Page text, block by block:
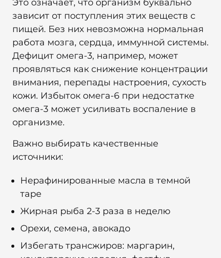
Это означает, что организм буквально
зависит от поступления этих веществ с
пищей. Без них невозможна нормальная
работа мозга, сердца, иммунной системы.
Дефицит омега-3, например, может
проявляться как снижение концентрации
внимания, перепады настроения, сухость
кожи. Избыток омега-6 при недостатке
омега-3 может усиливать воспаление в
организме.
Важно выбирать качественные
источники:
Нерафинированные масла в темной
таре
Жирная рыба 2-3 раза в неделю
Орехи, семена, авокадо
Избегать трансжиров: маргарин,